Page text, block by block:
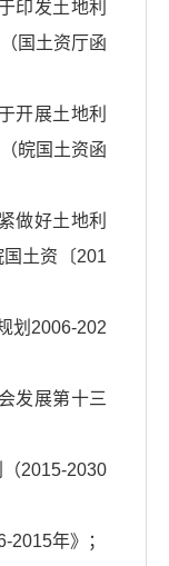
印发土地利
国土资厅函
开展土地利
皖国土资函
做好土地利
土资〔201
划2006-202
发展第十三
（2015-2030
2015年》；